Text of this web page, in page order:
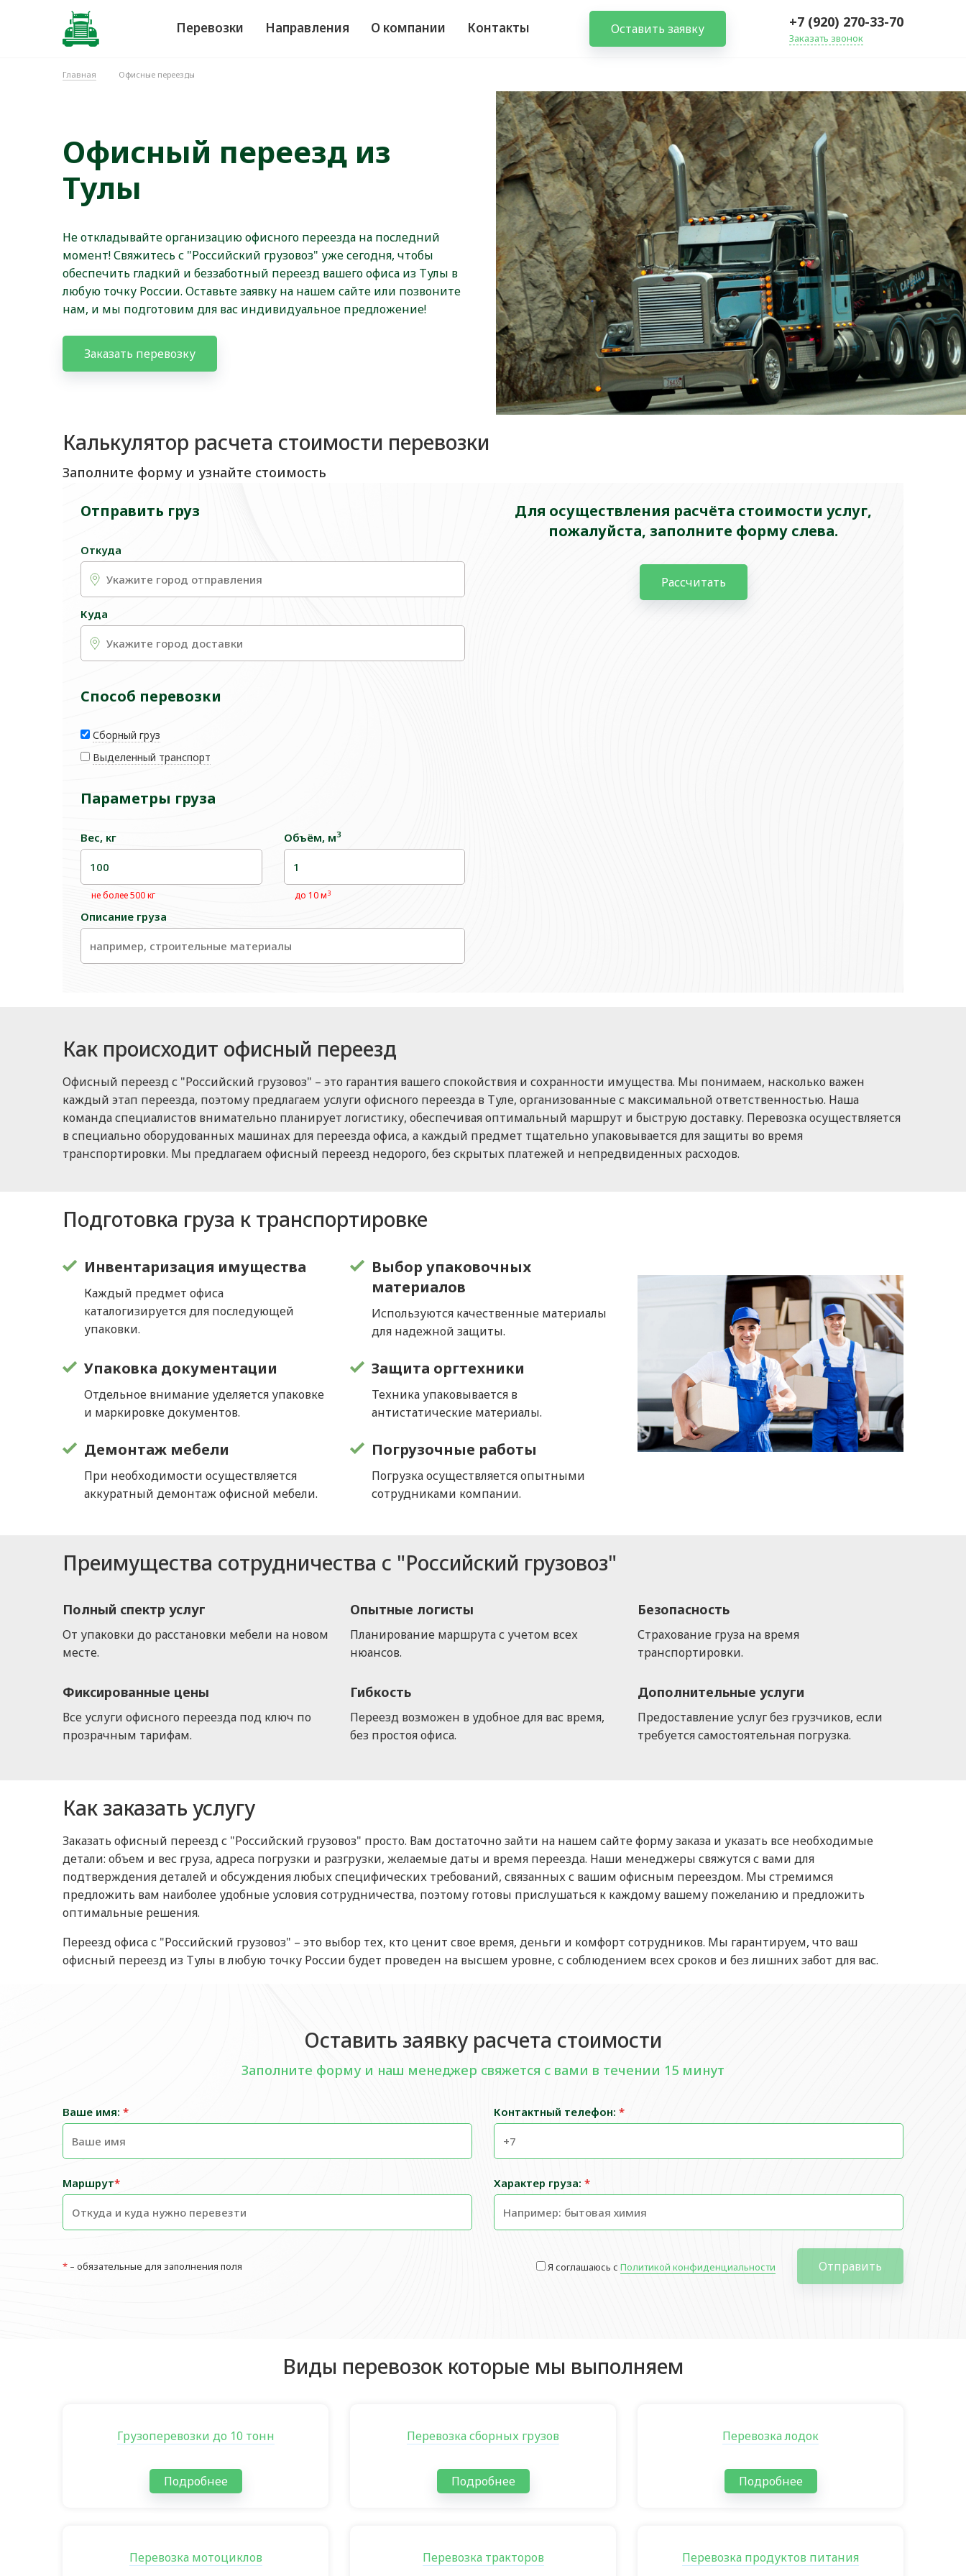
Перевозки Направления О компании Контакты Оставить заявку +7 (920) 270-33-70
Заказать звонок
Главная Офисные переезды
Офисный переезд из
Тулы
Не откладывайте организацию офисного переезда на последний
момент! Свяжитесь с "Российский грузовоз" уже сегодня, чтобы
обеспечить гладкий и беззаботный переезд вашего офиса из Тулы в
любую точку России. Оставьте заявку на нашем сайте или позвоните
нам, и мы подготовим для вас индивидуальное предложение!
Заказать перевозку
Калькулятор расчета стоимости перевозки
Заполните форму и узнайте стоимость
Отправить груз
Откуда
Куда
Способ перевозки
Сборный груз
Выделенный транспорт
Параметры груза
Вес, кг
не более 500 кг
Объём, м3
до 10 м3
Описание груза
Для осуществления расчёта стоимости услуг,
пожалуйста, заполните форму слева.
Рассчитать
Как происходит офисный переезд
Офисный переезд с "Российский грузовоз" – это гарантия вашего спокойствия и сохранности имущества. Мы понимаем, насколько важен
каждый этап переезда, поэтому предлагаем услуги офисного переезда в Туле, организованные с максимальной ответственностью. Наша
команда специалистов внимательно планирует логистику, обеспечивая оптимальный маршрут и быструю доставку. Перевозка осуществляется
в специально оборудованных машинах для переезда офиса, а каждый предмет тщательно упаковывается для защиты во время
транспортировки. Мы предлагаем офисный переезд недорого, без скрытых платежей и непредвиденных расходов.
Подготовка груза к транспортировке
Инвентаризация имущества
Каждый предмет офиса
каталогизируется для последующей
упаковки.
Выбор упаковочных
материалов
Используются качественные материалы
для надежной защиты.
Упаковка документации
Отдельное внимание уделяется упаковке
и маркировке документов.
Защита оргтехники
Техника упаковывается в
антистатические материалы.
Демонтаж мебели
При необходимости осуществляется
аккуратный демонтаж офисной мебели.
Погрузочные работы
Погрузка осуществляется опытными
сотрудниками компании.
Преимущества сотрудничества с "Российский грузовоз"
Полный спектр услуг
От упаковки до расстановки мебели на новом
месте.
Опытные логисты
Планирование маршрута с учетом всех
нюансов.
Безопасность
Страхование груза на время
транспортировки.
Фиксированные цены
Все услуги офисного переезда под ключ по
прозрачным тарифам.
Гибкость
Переезд возможен в удобное для вас время,
без простоя офиса.
Дополнительные услуги
Предоставление услуг без грузчиков, если
требуется самостоятельная погрузка.
Как заказать услугу
Заказать офисный переезд с "Российский грузовоз" просто. Вам достаточно зайти на нашем сайте форму заказа и указать все необходимые
детали: объем и вес груза, адреса погрузки и разгрузки, желаемые даты и время переезда. Наши менеджеры свяжутся с вами для
подтверждения деталей и обсуждения любых специфических требований, связанных с вашим офисным переездом. Мы стремимся
предложить вам наиболее удобные условия сотрудничества, поэтому готовы прислушаться к каждому вашему пожеланию и предложить
оптимальные решения.
Переезд офиса с "Российский грузовоз" – это выбор тех, кто ценит свое время, деньги и комфорт сотрудников. Мы гарантируем, что ваш
офисный переезд из Тулы в любую точку России будет проведен на высшем уровне, с соблюдением всех сроков и без лишних забот для вас.
Оставить заявку расчета стоимости
Заполните форму и наш менеджер свяжется с вами в течении 15 минут
Ваше имя: * Контактный телефон: *
Маршрут* Характер груза: *
* – обязательные для заполнения поля Я соглашаюсь с Политикой конфиденциальности Отправить
Виды перевозок которые мы выполняем
Грузоперевозки до 10 тонн
Подробнее
Перевозка сборных грузов
Подробнее
Перевозка лодок
Подробнее
Перевозка мотоциклов Перевозка тракторов Перевозка продуктов питания